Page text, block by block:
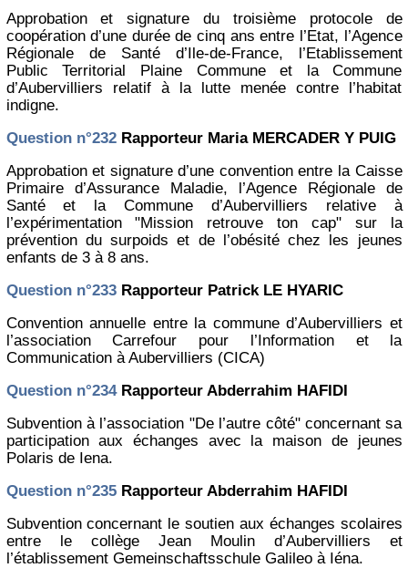
Approbation et signature du troisième protocole de
coopération d’une durée de cinq ans entre l’Etat, l’Agence
Régionale de Santé d’Ile-de-France, l’Etablissement
Public Territorial Plaine Commune et la Commune
d’Aubervilliers relatif à la lutte menée contre l’habitat
indigne.
Question n°232Rapporteur Maria MERCADER Y PUIG
Approbation et signature d’une convention entre la Caisse
Primaire d’Assurance Maladie, l’Agence Régionale de
Santé et la Commune d’Aubervilliers relative à
l’expérimentation "Mission retrouve ton cap" sur la
prévention du surpoids et de l’obésité chez les jeunes
enfants de 3 à 8 ans.
Question n°233Rapporteur Patrick LE HYARIC
Convention annuelle entre la commune d’Aubervilliers et
l’association Carrefour pour l’Information et la
Communication à Aubervilliers (CICA)
Question n°234Rapporteur Abderrahim HAFIDI
Subvention à l’association "De l’autre côté" concernant sa
participation aux échanges avec la maison de jeunes
Polaris de Iena.
Question n°235Rapporteur Abderrahim HAFIDI
Subvention concernant le soutien aux échanges scolaires
entre le collège Jean Moulin d’Aubervilliers et
l’établissement Gemeinschaftsschule Galileo à Iéna.